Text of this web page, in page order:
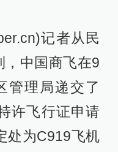
记者从民
，中国商飞在9
管理局递交了
许飞行证申请
处为C919飞机